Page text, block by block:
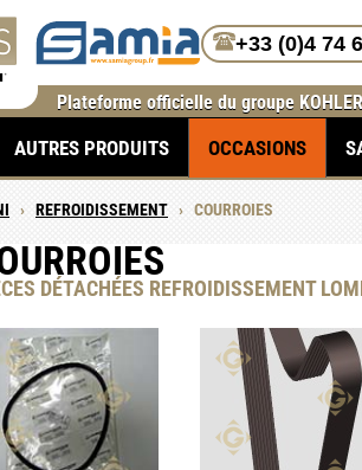
+33 (0)4 74
Plateforme officielle du groupe
AUTRES PRODUITS OCCASIONS
› REFROIDISSEMENT › COURROIES
DÉTACHÉES REFROIDISSEMENT